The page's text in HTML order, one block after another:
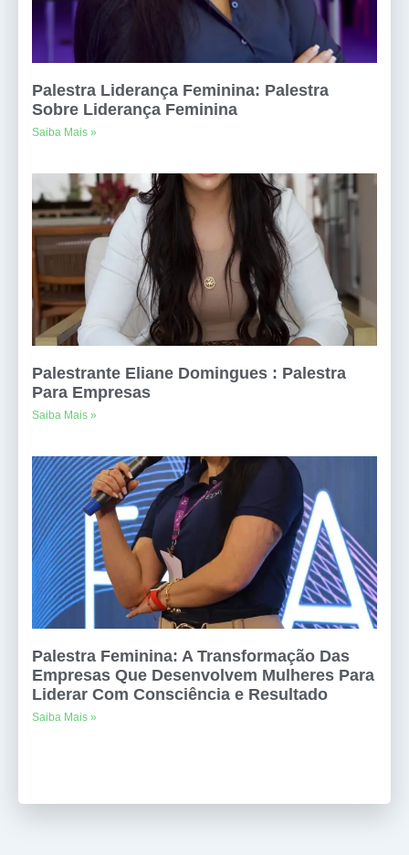
Palestra Liderança Feminina: Palestra
Sobre Liderança Feminina
Saiba Mais »
Palestrante Eliane Domingues : Palestra
Para Empresas
Saiba Mais »
Palestra Feminina: A Transformação Das
Empresas Que Desenvolvem Mulheres Para
Liderar Com Consciência e Resultado
Saiba Mais »